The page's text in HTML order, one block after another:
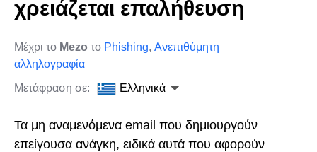
χρειάζεται επαλήθευση
Μέχρι το Mezo το Phishing, Ανεπιθύμητη
αλληλογραφία
Μετάφραση σε:
Ελληνικά
Τα μη αναμενόμενα email που δημιουργούν
επείγουσα ανάγκη, ειδικά αυτά που αφορούν